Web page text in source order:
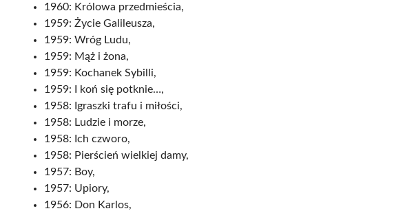
1960: Królowa przedmieścia,
1959: Życie Galileusza,
1959: Wróg Ludu,
1959: Mąż i żona,
1959: Kochanek Sybilli,
1959: I koń się potknie…,
1958: Igraszki trafu i miłości,
1958: Ludzie i morze,
1958: Ich czworo,
1958: Pierścień wielkiej damy,
1957: Boy,
1957: Upiory,
1956: Don Karlos,